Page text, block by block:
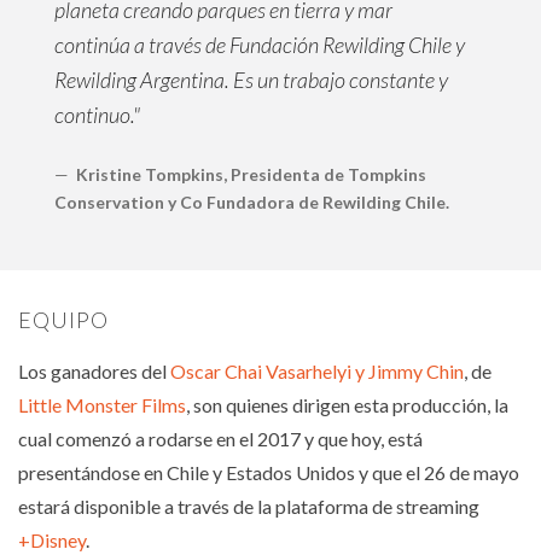
planeta creando parques en tierra y mar
continúa a través de Fundación Rewilding Chile y
Rewilding Argentina. Es un trabajo constante y
continuo."
Kristine Tompkins, Presidenta de Tompkins
Conservation y Co Fundadora de Rewilding Chile.
EQUIPO
Los ganadores delOscar Chai Vasarhelyi y Jimmy Chin, de
Little Monster Films, son quienes dirigen esta producción, la
cual comenzó a rodarse en el 2017 y que hoy, está
presentándose en Chile y Estados Unidos y que el 26 de mayo
estará disponible a través de la plataforma de streaming
+Disney.